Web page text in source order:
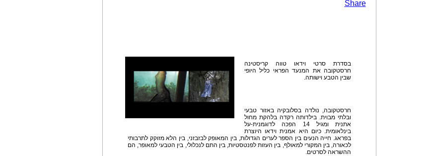
Share
בסדרת סרטי וידאו טווה קריסטינה
חרסטקובה את המנעד הפראי כליל היופי
שבין הטבע וישותה.
חרסטקובה, נולדה בסלובקיה באזור טבעי
ובלתי מבוית. בילדותה רקדה בלהקת מחול
אתנית ומגיל 14 הפכה לדוגמנית-על
בינלאומית. כיום היא אמנית וידאו היוצרת
בפראג. חייה הנעים בין הספר לערים הגדולות, בין המאופק לבזבזני, בין הלא מזוקק לתרבותי
לכאורה, בין המקורי למאולף, בין העזות לפנטסטיות, בין התם לנכלולי, בין הטבעי למאופר, הם
ההשראה לסרטים.